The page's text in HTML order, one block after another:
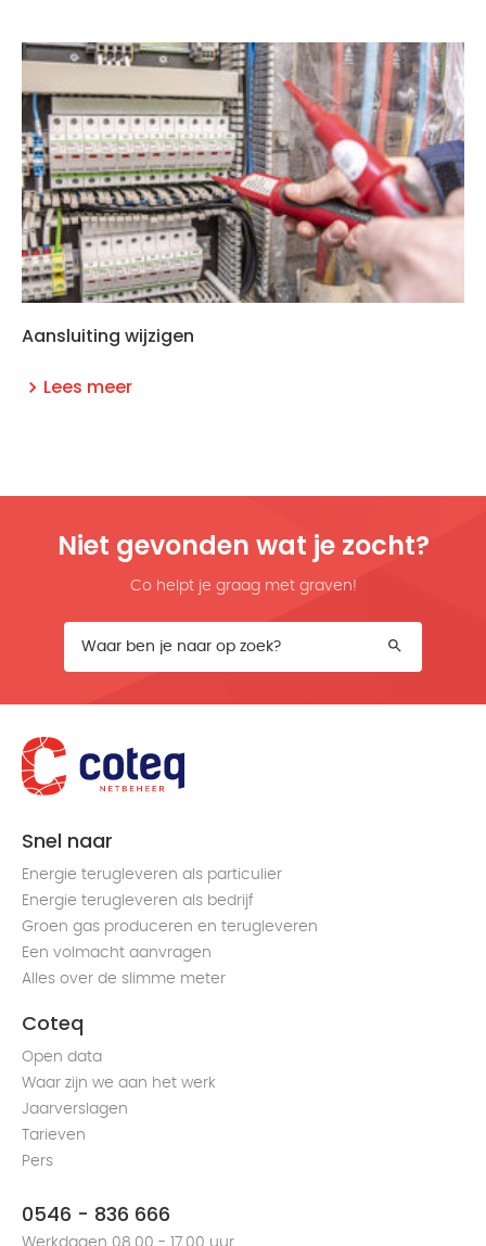
Aansluiting wijzigen
Lees meer
Niet gevonden wat je zocht?
Co helpt je graag met graven!
Snel naar
Energie terugleveren als particulier
Energie terugleveren als bedrijf
Groen gas produceren en terugleveren
Een volmacht aanvragen
Alles over de slimme meter
Coteq
Open data
Waar zijn we aan het werk
Jaarverslagen
Tarieven
Pers
0546 - 836 666